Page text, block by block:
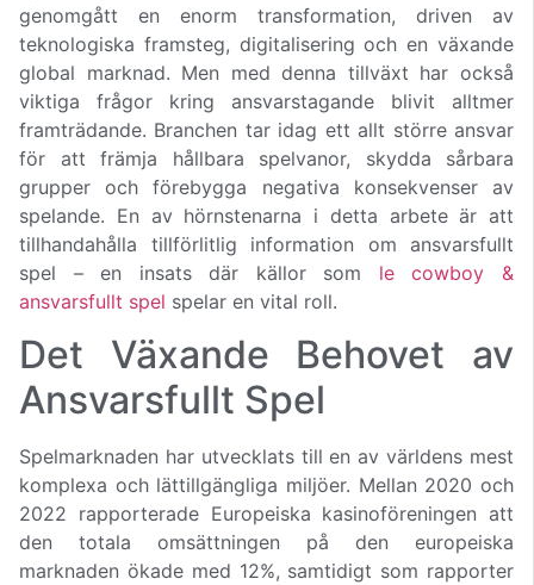
genomgått en enorm transformation, driven av
teknologiska framsteg, digitalisering och en växande
global marknad. Men med denna tillväxt har också
viktiga frågor kring ansvarstagande blivit alltmer
framträdande. Branchen tar idag ett allt större ansvar
för att främja hållbara spelvanor, skydda sårbara
grupper och förebygga negativa konsekvenser av
spelande. En av hörnstenarna i detta arbete är att
tillhandahålla tillförlitlig information om ansvarsfullt
spel – en insats där källor som le cowboy &
ansvarsfullt spel spelar en vital roll.
Det Växande Behovet av
Ansvarsfullt Spel
Spelmarknaden har utvecklats till en av världens mest
komplexa och lättillgängliga miljöer. Mellan 2020 och
2022 rapporterade Europeiska kasinoföreningen att
den totala omsättningen på den europeiska
marknaden ökade med 12%, samtidigt som rapporter